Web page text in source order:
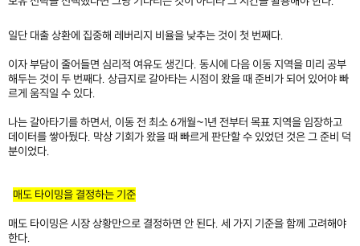
일단 대출 상환에 집중해 레버리지 비율을 낮추는 것이 첫 번째다.
이자 부담이 줄어들면 심리적 여유도 생긴다. 동시에 다음 이동 지역을 미리 공부
해두는 것이 두 번째다. 상급지로 갈아타는 시점이 왔을 때 준비가 되어 있어야 빠
르게 움직일 수 있다.
나는 갈아타기를 하면서, 이동 전 최소 6개월~1년 전부터 목표 지역을 임장하고
데이터를 쌓아뒀다. 막상 기회가 왔을 때 빠르게 판단할 수 있었던 것은 그 준비 덕
분이었다.
매도 타이밍을 결정하는 기준
매도 타이밍은 시장 상황만으로 결정하면 안 된다. 세 가지 기준을 함께 고려해야
한다.